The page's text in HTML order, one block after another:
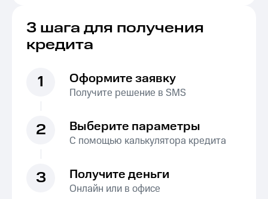
3 шага для получения
кредита
1
Оформите заявку
Получите решение в SMS
2
Выберите параметры
С помощью калькулятора кредита
3
Получите деньги
Онлайн или в офисе